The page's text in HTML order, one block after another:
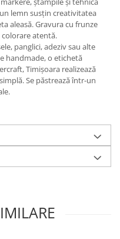
lemn susțin creativitatea
aleasă. Gravura cu frunze
atentă.
panglici, adeziv sau alte
handmade, o etichetă
Timișoara realizează
Se păstrează într-un